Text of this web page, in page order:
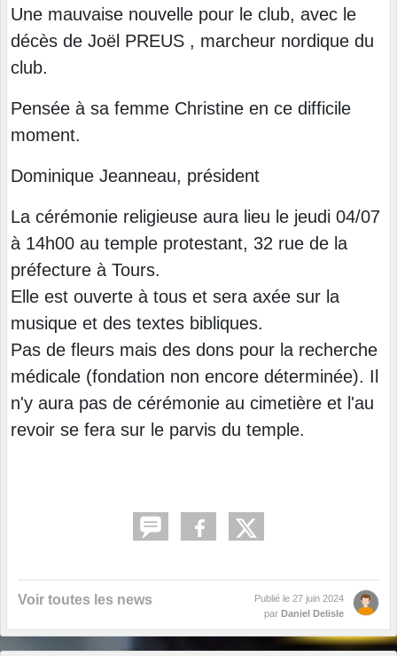
Une mauvaise nouvelle pour le club, avec le
décès de Joël PREUS , marcheur nordique du
club.
Pensée à sa femme Christine en ce difficile
moment.
Dominique Jeanneau, président
La cérémonie religieuse aura lieu le jeudi 04/07
à 14h00 au temple protestant, 32 rue de la
préfecture à Tours.
Elle est ouverte à tous et sera axée sur la
musique et des textes bibliques.
Pas de fleurs mais des dons pour la recherche
médicale (fondation non encore déterminée). Il
n'y aura pas de cérémonie au cimetière et l'au
revoir se fera sur le parvis du temple.
Voir toutes les news Publié le 27 juin 2024
par Daniel Delisle